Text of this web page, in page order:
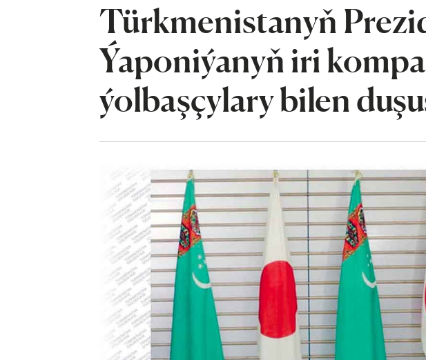
Türkmenistanyň
Ýaponiýanyň iri
ýolbaşçylary bilen